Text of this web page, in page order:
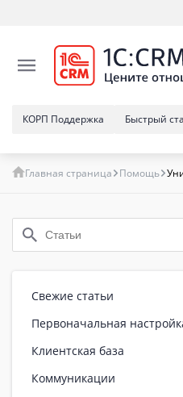
Быстрый
КОРП Поддержка
Главная страница Помощь
Свежие статьи
Первоначальная
Клиентская база
Коммуникации